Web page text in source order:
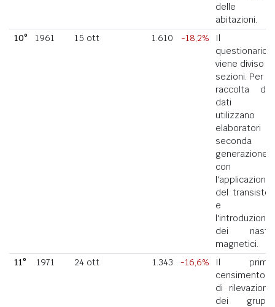
delle
abitazioni.
10°
1961 15 ott 1.610 -18,2%
Il
questionario
viene diviso in
sezioni. Per la
raccolta dei
dati si
utilizzano
elaboratori di
seconda
generazione
con
l'applicazione
del transistor
e
l'introduzione
dei nastri
magnetici.
11°
1971 24 ott 1.343 -16,6%
Il primo
censimento
di rilevazione
dei gruppi